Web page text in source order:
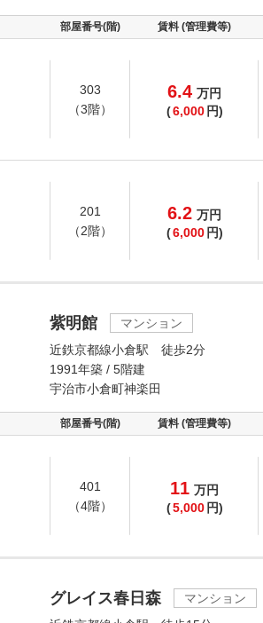
部屋番号(階) 賃料 (管理費等)
303
（3階）
6.4 万円
(6,000 円)
201
（2階）
6.2 万円
(6,000 円)
紫明館
マンション
近鉄京都線小倉駅 徒歩2分
1991年築 / 5階建
宇治市小倉町神楽田
部屋番号(階) 賃料 (管理費等)
401
（4階）
11 万円
(5,000 円)
グレイス春日森
マンション